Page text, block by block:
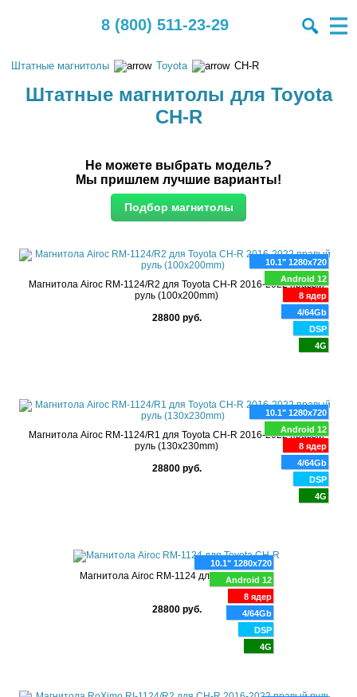
8 (800) 511-23-29
Штатные магнитолы Toyota CH-R
Штатные магнитолы для Toyota
CH-R
Не можете выбрать модель?
Мы пришлем лучшие варианты!
10.1" 1280x720
Android 12
8 ядер
4/64Gb
DSP
4G
Магнитола Airoc RM-1124/R2 для Toyota CH-R 2016-2022 правый
руль (100x200mm)
28800 руб.
10.1" 1280x720
Android 12
8 ядер
4/64Gb
DSP
4G
Магнитола Airoc RM-1124/R1 для Toyota CH-R 2016-2022 правый
руль (130x230mm)
28800 руб.
10.1" 1280x720
Android 12
8 ядер
4/64Gb
DSP
4G
Магнитола Airoc RM-1124 для Toyota CH-R
28800 руб.